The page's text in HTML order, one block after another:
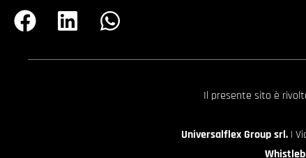
Il presente sito è
Universalflex Group srl.|